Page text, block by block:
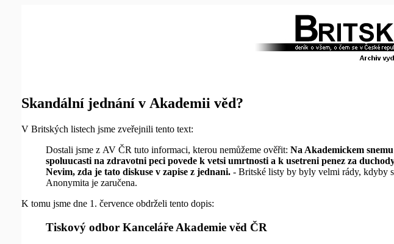
Skandální jednání v Akademii věd?
V Britských listech jsme zveřejnili tento text:
Dostali jsme z AV ČR tuto informaci, kterou nemůžeme ověřit: Na Akademickem
spoluucasti na zdravotni peci povede k vetsi umrtnosti a k usetreni penez za
Nevim, zda je tato diskuse v zapise z jednani. - Britské listy by byly velmi rády, kdyby
Anonymita je zaručena.
K tomu jsme dne 1. července obdrželi tento dopis:
Tiskový odbor Kanceláře Akademie věd ČR